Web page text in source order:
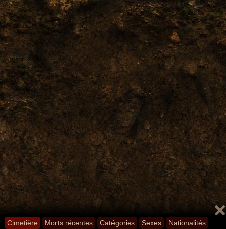
Cimetière Morts récentes Catégories Sexes Nationalités